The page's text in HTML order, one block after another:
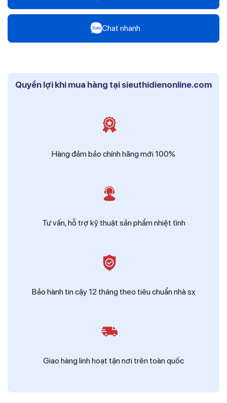
0916 804 808
Chat nhanh
Mr Trâm - Điện Thái Dương
Quyền lợi khi mua hàng tại sieuthidienonline.com
Hàng đảm bảo chính hãng mới 100%
Tư vấn, hỗ trợ kỹ thuật sản phẩm nhiệt tình
Bảo hành tin cậy 12 tháng theo tiêu chuẩn nhà sx
Giao hàng linh hoạt tận nơi trên toàn quốc